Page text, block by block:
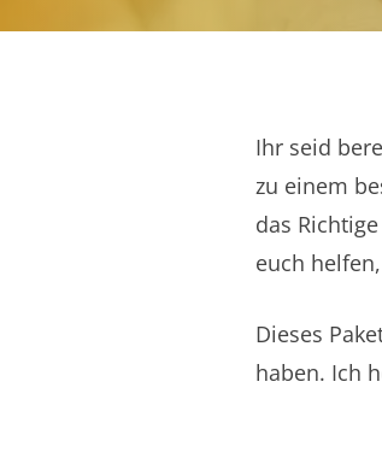
Ihr seid
zu einem
das
euch
Dieses
haben. Ich